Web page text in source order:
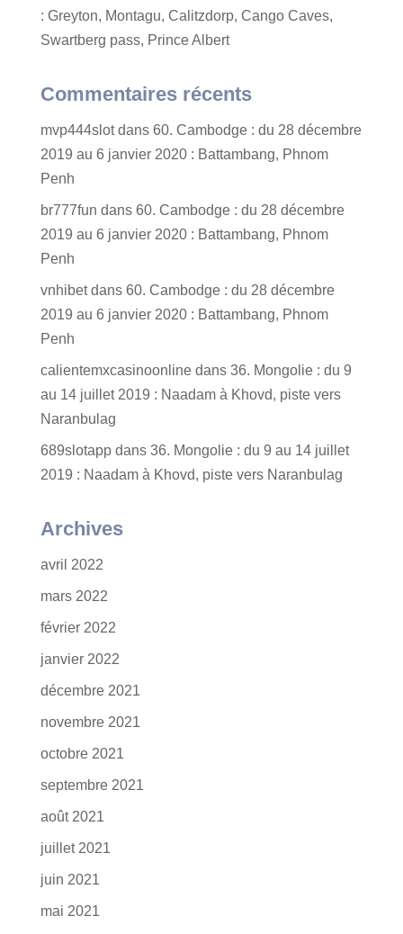
: Greyton, Montagu, Calitzdorp, Cango Caves,
Swartberg pass, Prince Albert
Commentaires récents
mvp444slotdans 60. Cambodge : du 28 décembre
2019 au 6 janvier 2020 : Battambang, Phnom
Penh
br777fun dans 60. Cambodge : du 28 décembre
2019 au 6 janvier 2020 : Battambang, Phnom
Penh
vnhibetdans 60. Cambodge : du 28 décembre
2019 au 6 janvier 2020 : Battambang, Phnom
Penh
calientemxcasinoonlinedans 36. Mongolie : du 9
au 14 juillet 2019 : Naadam à Khovd, piste vers
Naranbulag
689slotappdans 36. Mongolie : du 9 au 14 juillet
2019 : Naadam à Khovd, piste vers Naranbulag
Archives
avril 2022
mars 2022
février 2022
janvier 2022
décembre 2021
novembre 2021
octobre 2021
septembre 2021
août 2021
juillet 2021
juin 2021
mai 2021